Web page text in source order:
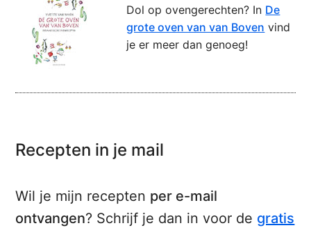
Dol op ovengerechten? In De
grote oven van van Boven vind
je er meer dan genoeg!
Recepten in je mail
Wil je mijn recepten per e-mail
ontvangen? Schrijf je dan in voor de gratis